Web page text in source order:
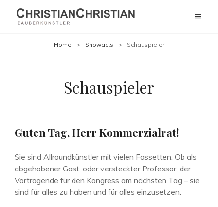
Home > Showacts > Schauspieler
Schauspieler
Guten Tag, Herr Kommerzialrat!
Sie sind Allroundkünstler mit vielen Fassetten. Ob als
abgehobener Gast, oder versteckter Professor, der
Vortragende für den Kongress am nächsten Tag – sie
sind für alles zu haben und für alles einzusetzen.